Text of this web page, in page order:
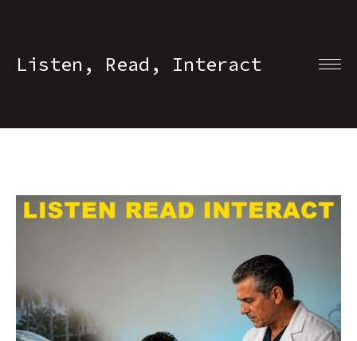
Listen, Read, Interact